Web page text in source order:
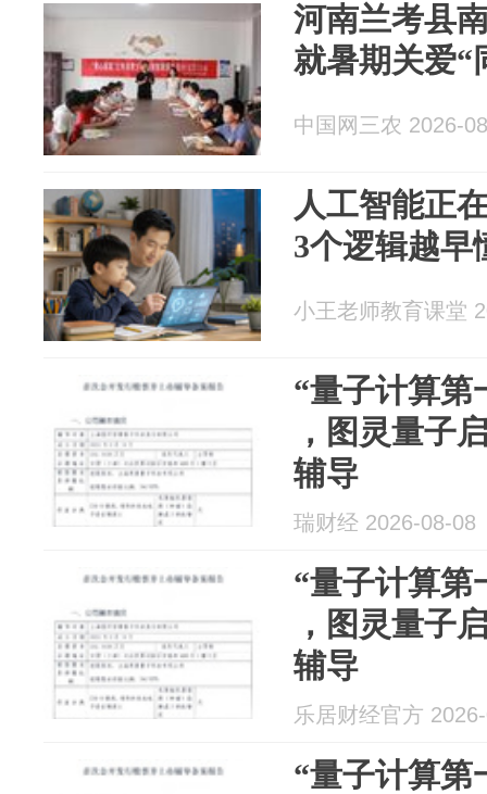
河南兰考县
就暑期关爱“
中国网三农 2026-
人工智能正
3个逻辑越早
小王老师教育课堂
“量子计算第
，图灵量子
辅导
瑞财经 2026-08-08
“量子计算第
，图灵量子
辅导
乐居财经官方
“量子计算第